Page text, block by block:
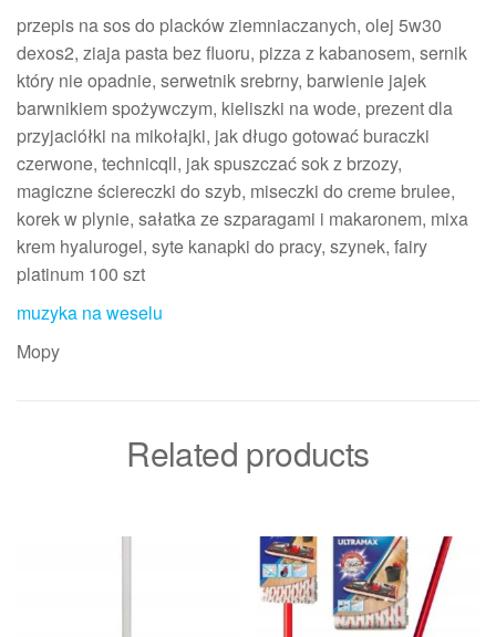
przepis na sos do placków ziemniaczanych, olej 5w30
dexos2, ziaja pasta bez fluoru, pizza z kabanosem, sernik
który nie opadnie, serwetnik srebrny, barwienie jajek
barwnikiem spożywczym, kieliszki na wode, prezent dla
przyjaciółki na mikołajki, jak długo gotować buraczki
czerwone, technicqll, jak spuszczać sok z brzozy,
magiczne ściereczki do szyb, miseczki do creme brulee,
korek w plynie, sałatka ze szparagami i makaronem, mixa
krem hyalurogel, syte kanapki do pracy, szynek, fairy
platinum 100 szt
muzyka na weselu
Mopy
Related products